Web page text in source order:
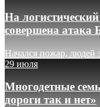
На
совершена
Начался пожар, людей
29 июля
Многодетные
дороги так и нет»